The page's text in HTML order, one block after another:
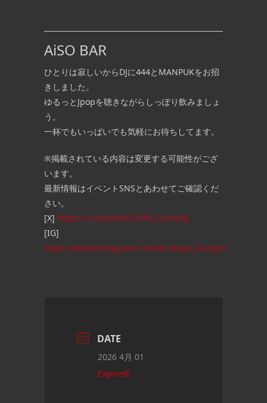
AiSO BAR
ひとりは寂しいからDJに444とMANPUKをお招
きしました。
ゆるっとJpopを聴きながらしっぽり飲みましょ
う。
一杯でもいっぱいでも気軽にお待ちしてます。
※掲載されている内容は変更する可能性がござ
います。
最新情報はイベントSNSとあわせてご確認くだ
さい。
[X] https://x.com/AiSOTOPE_LOUNGE
[IG]
https://www.instagram.com/aisotope_lounge/
DATE
2026 4月 01
Expired!